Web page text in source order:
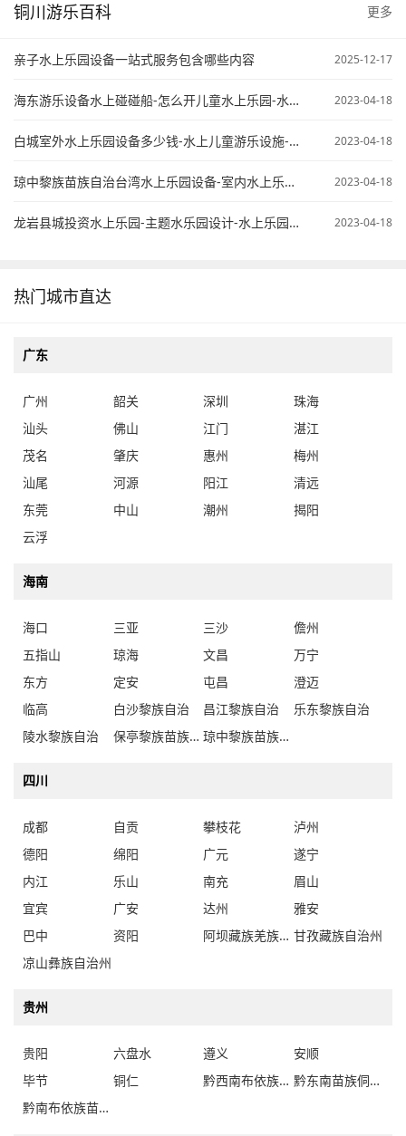
铜川游乐百科 更多
亲子水上乐园设备一站式服务包含哪些内容 2025-12-17
海东游乐设备水上碰碰船-怎么开儿童水上乐园-水上乐园项目计划书 2023-04-18
白城室外水上乐园设备多少钱-水上儿童游乐设施-开个水上乐园怎么样 2023-04-18
琼中黎族苗族自治台湾水上乐园设备-室内水上乐园需要投资多少钱-大型水上乐园设备公司 2023-04-18
龙岩县城投资水上乐园-主题水乐园设计-水上乐园配套设备 2023-04-18
热门城市直达
广东
广州 韶关 深圳
珠海
汕头
佛山 江门
湛江
茂名
肇庆 惠州
梅州
汕尾
河源 阳江
清远
东莞
中山 潮州
揭阳
云浮
海南
海口 三亚 三沙
儋州
五指山
琼海 文昌
万宁
东方
定安 屯昌
澄迈
临高
白沙黎族自治 昌江黎族自治
乐东黎族自治
陵水黎族自治
保亭黎族苗族自治 琼中黎族苗族自治
四川
成都 自贡 攀枝花
泸州
德阳
绵阳 广元
遂宁
内江
乐山 南充
眉山
宜宾
广安 达州
雅安
巴中
资阳 阿坝藏族羌族自治州 甘孜藏族自治州
凉山彝族自治州
贵州
贵阳 六盘水 遵义
安顺
毕节
铜仁 黔西南布依族苗族自治州
黔东南苗族侗族自治州
黔南布依族苗族自治州